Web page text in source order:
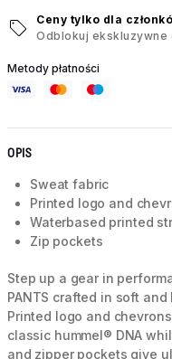
Ceny tylko dla
Odblokuj ekskluzywne
Metody płatności
OPIS
Sweat fabric
Printed logo and
Waterbased printed
Zip pockets
Step up a gear in
PANTS crafted in soft
Printed logo and
classic hummel® DNA
and zipper pockets give